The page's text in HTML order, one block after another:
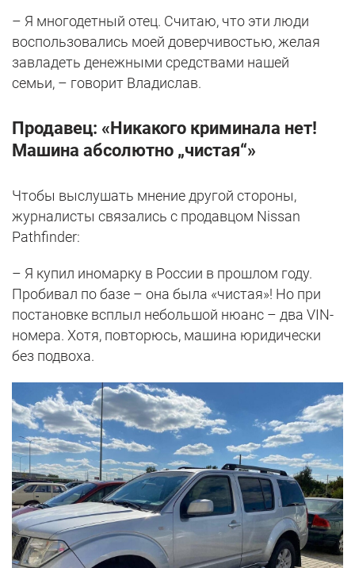
– Я многодетный отец. Считаю, что эти люди
воспользовались моей доверчивостью, желая
завладеть денежными средствами нашей
семьи, – говорит Владислав.
Продавец: «Никакого криминала нет!
Машина абсолютно „чистая“»
Чтобы выслушать мнение другой стороны,
журналисты связались с продавцом Nissan
Pathfinder:
– Я купил иномарку в России в прошлом году.
Пробивал по базе – она была «чистая»! Но при
постановке всплыл небольшой нюанс – два VIN-
номера. Хотя, повторюсь, машина юридически
без подвоха.